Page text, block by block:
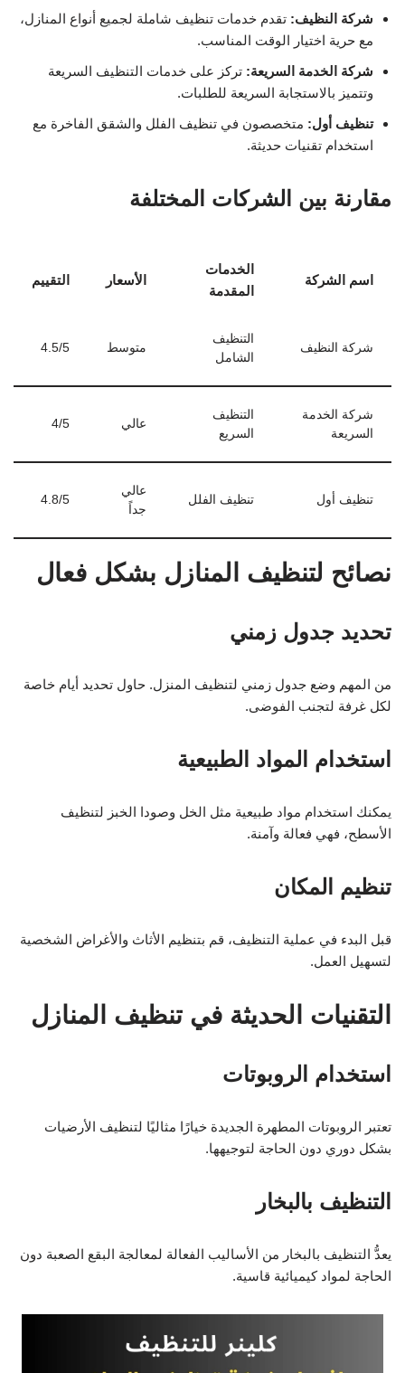
شركة النظيف: تقدم خدمات تنظيف شاملة لجميع أنواع المنازل،
مع حرية اختيار الوقت المناسب.
شركة الخدمة السريعة: تركز على خدمات التنظيف السريعة
وتتميز بالاستجابة السريعة للطلبات.
تنظيف أول: متخصصون في تنظيف الفلل والشقق الفاخرة مع
استخدام تقنيات حديثة.
مقارنة بين الشركات المختلفة
اسم الشركة
الخدمات
المقدمة
الأسعار التقييم
شركة النظيف
التنظيف
الشامل
متوسط 4.5/5
شركة الخدمة
السريعة
التنظيف
السريع
عالي 4/5
تنظيف أول تنظيف الفلل
عالي
جداً
4.8/5
نصائح لتنظيف المنازل بشكل فعال
تحديد جدول زمني
من المهم وضع جدول زمني لتنظيف المنزل. حاول تحديد أيام خاصة
لكل غرفة لتجنب الفوضى.
استخدام المواد الطبيعية
يمكنك استخدام مواد طبيعية مثل الخل وصودا الخبز لتنظيف
الأسطح، فهي فعالة وآمنة.
تنظيم المكان
قبل البدء في عملية التنظيف، قم بتنظيم الأثاث والأغراض الشخصية
لتسهيل العمل.
التقنيات الحديثة في تنظيف المنازل
استخدام الروبوتات
تعتبر الروبوتات المطهرة الجديدة خيارًا مثاليًا لتنظيف الأرضيات
بشكل دوري دون الحاجة لتوجيهها.
التنظيف بالبخار
يعدُّ التنظيف بالبخار من الأساليب الفعالة لمعالجة البقع الصعبة دون
الحاجة لمواد كيميائية قاسية.